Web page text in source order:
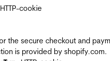
cookie
the secure checkout and
is provided by shopify.com.